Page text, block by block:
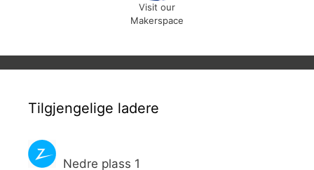
Visit our
Makerspace
Tilgjengelige ladere
Nedre plass 1